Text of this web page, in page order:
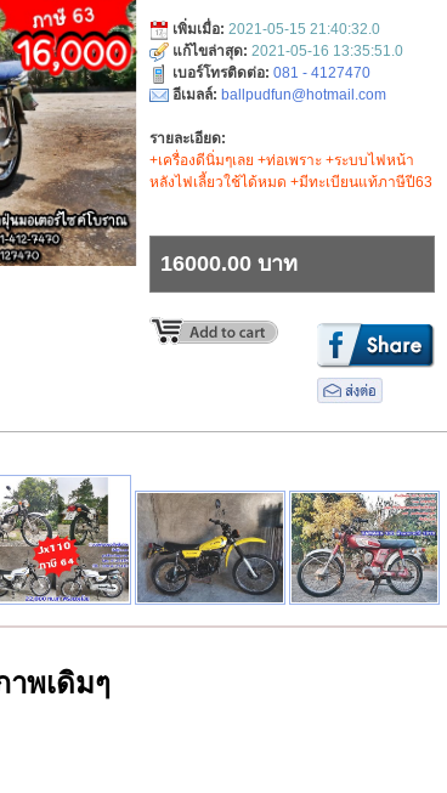
เพิ่มเมื่อ: 2021-05-15 21:40:32.0
แก้ไขล่าสุด: 2021-05-16 13:35:51.0
เบอร์โทรติดต่อ: 081 - 4127470
อีเมลล์: ballpudfun@hotmail.com
รายละเอียด:
+เครื่องดีนิ่มๆเลย +ท่อเพราะ +ระบบไฟหน้า
หลังไฟเลี้ยวใช้ได้หมด +มีทะเบียนแท้ภาษีปี63
16000.00 บาท
าพเดิมๆ